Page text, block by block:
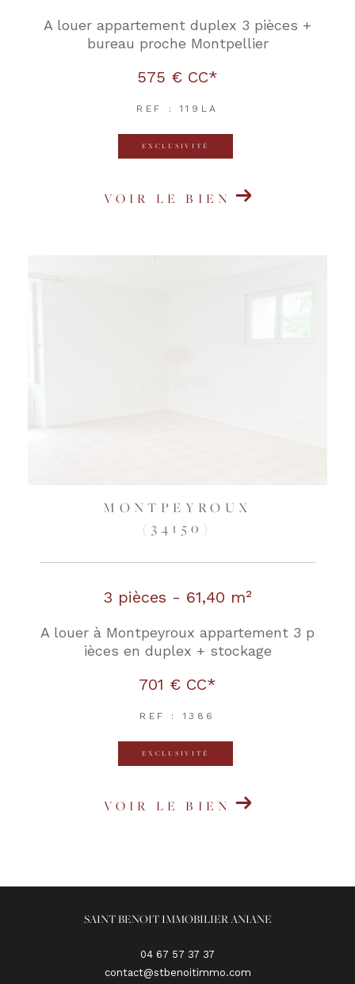
A louer appartement duplex 3 pièces +
bureau proche Montpellier
575 € CC*
REF : 119LA
EXCLUSIVITÉ
VOIR LE BIEN
MONTPEYROUX
(34150)
3 pièces - 61,40 m²
A louer à Montpeyroux appartement 3 p
ièces en duplex + stockage
701 € CC*
REF : 1386
EXCLUSIVITÉ
VOIR LE BIEN
SAINT BENOIT IMMOBILIER ANIANE
04 67 57 37 37
contact@stbenoitimmo.com